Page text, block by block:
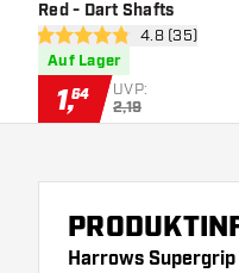
Red - Dart Shafts
4.8 Bewertungssterne
4.8 (35)
Auf Lager
1,64 UVP:
2,19
Harrows